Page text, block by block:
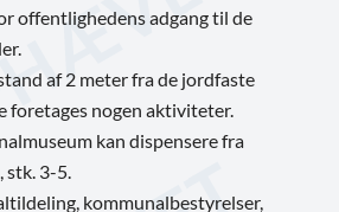
offentlighedens adgang til de
af 2 meter fra de jordfaste
foretages nogen aktiviteter.
kan dispensere fra
stk. 3-5.
kommunalbestyrelser,